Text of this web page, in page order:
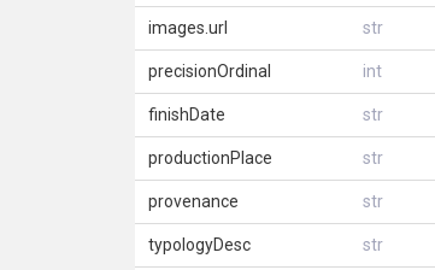
images.url str
precisionOrdinal int
finishDate str
productionPlace str
provenance str
typologyDesc str